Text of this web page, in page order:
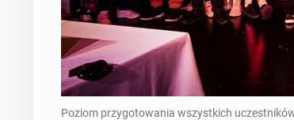
Poziom przygotowania wszystkich